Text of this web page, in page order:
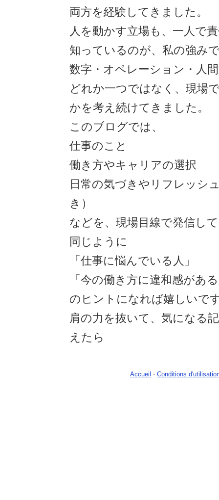
両方を経験してきました。
人を動かす立場も、一人で
知っているのが、私の強み
数字・オペレーション・人
どれか一つではなく、現場
かを考え続けてきました。
このブログでは、
仕事のこと
働き方やキャリアの選択
日常の気づきやリフレッシ
き）
などを、現場目線で発信し
同じように
「仕事に悩んでいる人」
「今の働き方に違和感があ
のヒントになれば嬉しいで
肩の力を抜いて、気になる
えたら
Accueil - Conditions